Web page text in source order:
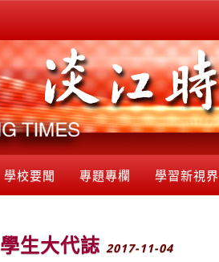
學校要聞 專題專欄 學習新視界
學生大代誌 2017-11-04